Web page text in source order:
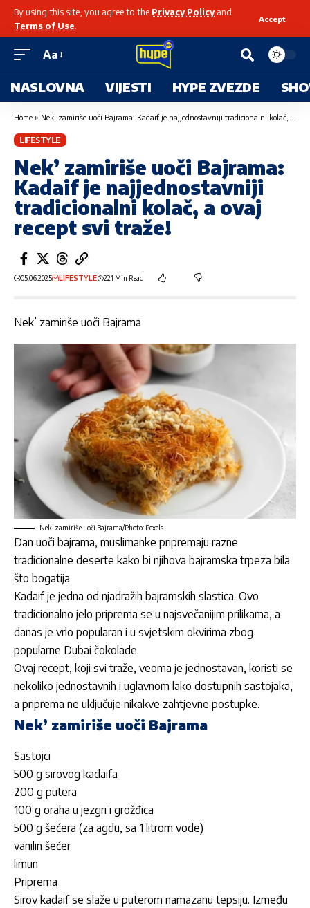
By using this site, you agree to the Privacy Policyand
Terms of Use
Accept
Aa
NASLOVNA VIJESTI HYPE ZVEZDE
Home » Nek’ zamiriše uoči Bajrama: Kadaif je najjednostavniji tradicionalni kolač, a ovaj recept svi traže!
LIFESTYLE
Nek’ zamiriše uoči Bajrama:
Kadaif je najjednostavniji
tradicionalni kolač, a ovaj
recept svi traže!
05.06.2025 LIFESTYLE 221 Min Read
Nek’ zamiriše uoči Bajrama
Nek’ zamiriše uoči Bajrama/Photo: Pexels
Dan uoči bajrama, muslimanke pripremaju razne
tradicionalne deserte kako bi njihova bajramska trpeza bila
što bogatija.
Kadaif je jedna od njadražih bajramskih slastica. Ovo
tradicionalno jelo priprema se u najsvečanijim prilikama, a
danas je vrlo popularan i u svjetskim okvirima zbog
popularne Dubai čokolade.
Ovaj recept, koji svi traže, veoma je jednostavan, koristi se
nekoliko jednostavnih i uglavnom lako dostupnih sastojaka,
a priprema ne uključuje nikakve zahtjevne postupke.
Nek’ zamiriše uoči Bajrama
Sastojci
500 g sirovog kadaifa
200 g putera
100 g oraha u jezgri i grožđica
500 g šećera (za agdu, sa 1 litrom vode)
vanilin šećer
limun
Priprema
Sirov kadaif se slaže u puterom namazanu tepsiju. Između